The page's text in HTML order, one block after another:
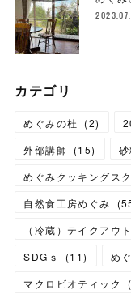
カテゴリ
めぐみの杜 (2)
外部講師 (15)
めぐみクッキングス
自然食工房めぐみ
(
（冷蔵）テイクアウ
SDGｓ
(11) め
マクロビオティック